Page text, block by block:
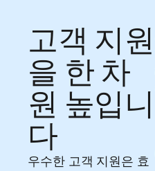
고객 지원
을 한 차
원 높입니
다
우수한 고객 지원은 효